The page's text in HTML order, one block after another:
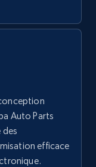
by
Auto Parts
des
efficace